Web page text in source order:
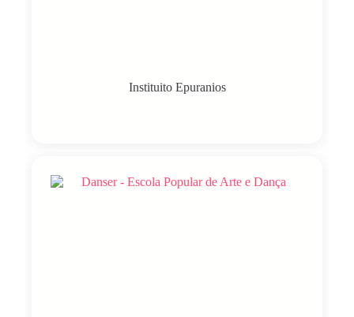
Instituito Epuranios